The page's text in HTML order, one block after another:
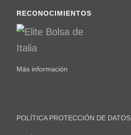
RECONOCIMIENTOS
Más información
POLÍTICA PROTECCIÓN DE DATOS